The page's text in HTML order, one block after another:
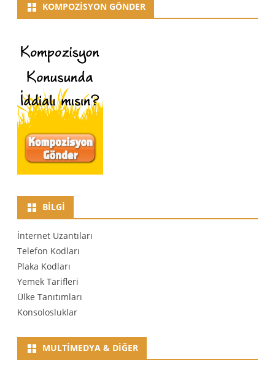
KOMPOZISYON GÖNDER
BILGI
İnternet Uzantıları
Telefon Kodları
Plaka Kodları
Yemek Tarifleri
Ülke Tanıtımları
Konsolosluklar
MULTIMEDYA & DIĞER